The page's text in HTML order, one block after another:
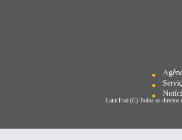
LatinTrad (C) Todos os direitos